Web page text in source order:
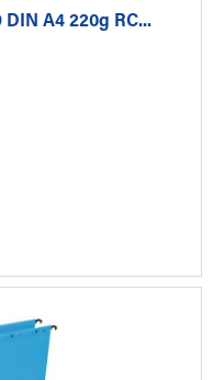
A4 220g RC...